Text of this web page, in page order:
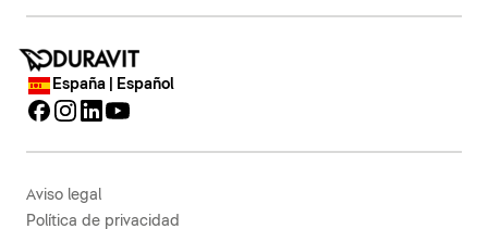
España | Español
Aviso legal
Política de privacidad